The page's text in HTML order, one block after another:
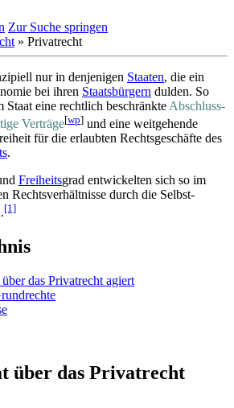
Zur Suche springen
» Privatrecht
nur in denjenigen Staaten, die ein
bei ihren Staatsbürgern dulden. So
Staat eine rechtlich beschränkte Abschluss­
Verträge[wp] und eine weitgehende
für die erlaubten Rechts­geschäfte des
.
Freiheits­grad entwickelten sich so im
Rechts­verhältnisse durch die Selbst­
[1]
das Privatrecht agiert
über das Privatrecht